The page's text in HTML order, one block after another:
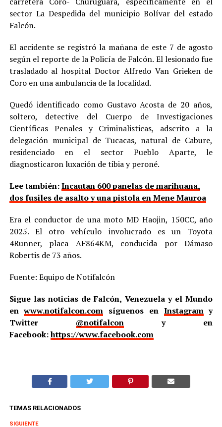
sector La Despedida del municipio Bolívar del estado
Falcón.
El accidente se registró la mañana de este 7 de agosto
según el reporte de la Policía de Falcón. El lesionado fue
trasladado al hospital Doctor Alfredo Van Grieken de
Coro en una ambulancia de la localidad.
Quedó identificado como Gustavo Acosta de 20 años,
soltero, detective del Cuerpo de Investigaciones
Científicas Penales y Criminalisticas, adscrito a la
delegación municipal de Tucacas, natural de Cabure,
residenciado en el sector Pueblo Aparte, le
diagnosticaron luxación de tibia y peroné.
Lee también:Incautan 600 panelas de marihuana,
dos fusiles de asalto y una pistola en Mene Mauroa
Era el conductor de una moto MD Haojin, 150CC, año
2025. El otro vehículo involucrado es un Toyota
4Runner, placa AF864KM, conducida por Dámaso
Robertis de 73 años.
Fuente: Equipo de Notifalcón
Sigue las noticias de Falcón, Venezuela y el Mundo
enwww.notifalcon.com síguenos en Instagramy
Twitter @notifalcony en
Facebook:https://www.facebook.com
TEMAS RELACIONADOS
SIGUIENTE